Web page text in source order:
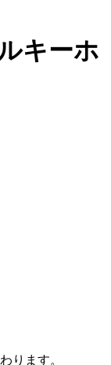
キーホ
ります。